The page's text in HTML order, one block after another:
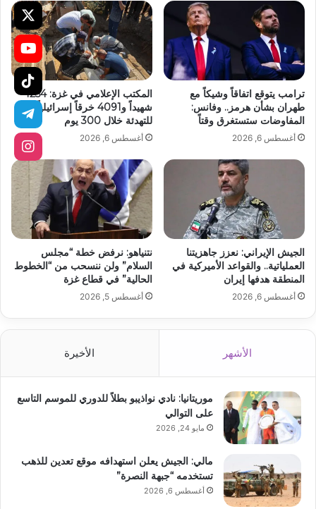
ترامب يتوقع اتفاقاً وشيكاً مع
طهران بشأن هرمز.. وفانس:
المفاوضات ستستغرق وقتاً
أغسطس 6, 2026
المكتب الإعلامي في غزة: 1254
شهيداً و4091 خرقاً إسرائيلياً
للتهدئة خلال 300 يوم
أغسطس 6, 2026
الجيش الإيراني: نعزز جاهزيتنا
العملياتية.. والقواعد الأميركية في
المنطقة هدفها إيران
أغسطس 6, 2026
نتنياهو: نرفض خطة “مجلس
السلام” ولن ننسحب من “الخطوط
الحالية” في قطاع غزة
أغسطس 5, 2026
الأشهر الأخيرة
موريتانيا: نادي نواذيبو بطلاً للدوري للموسم التاسع
على التوالي
مايو 24, 2026
مالي: الجيش يعلن استهدافه موقع تعدين للذهب
تستخدمه “جبهة النصرة”
أغسطس 6, 2026